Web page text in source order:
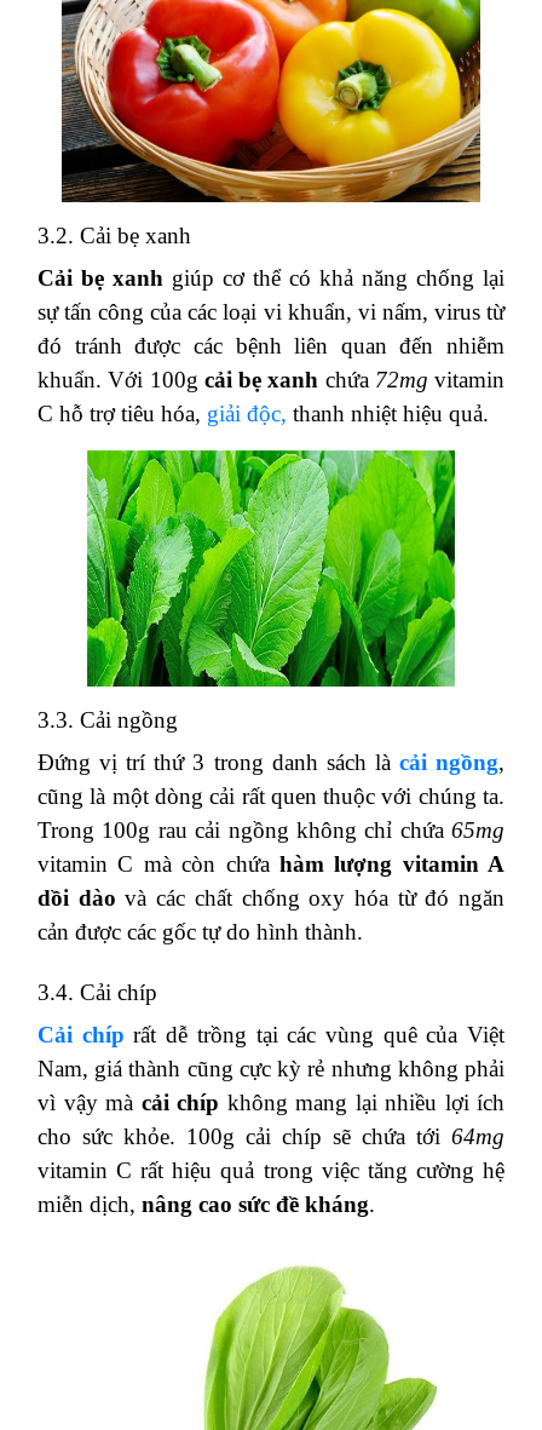
3.2. Cải bẹ xanh
Cải bẹ xanh giúp cơ thể có khả năng chống lại
sự tấn công của các loại vi khuẩn, vi nấm, virus từ
đó tránh được các bệnh liên quan đến nhiễm
khuẩn. Với 100g cải bẹ xanh chứa72mg vitamin
C hỗ trợ tiêu hóa, giải độc, thanh nhiệt hiệu quả.
3.3. Cải ngồng
Đứng vị trí thứ 3 trong danh sách là cải ngồng,
cũng là một dòng cải rất quen thuộc với chúng ta.
Trong 100g rau cải ngồng không chỉ chứa65mg
vitamin C mà còn chứa hàm lượng vitamin A
dồi dào và các chất chống oxy hóa từ đó ngăn
cản được các gốc tự do hình thành.
3.4. Cải chíp
Cải chíp rất dễ trồng tại các vùng quê của Việt
Nam, giá thành cũng cực kỳ rẻ nhưng không phải
vì vậy mà cải chíp không mang lại nhiều lợi ích
cho sức khỏe. 100g cải chíp sẽ chứa tới 64mg
vitamin C rất hiệu quả trong việc tăng cường hệ
miễn dịch, nâng cao sức đề kháng.